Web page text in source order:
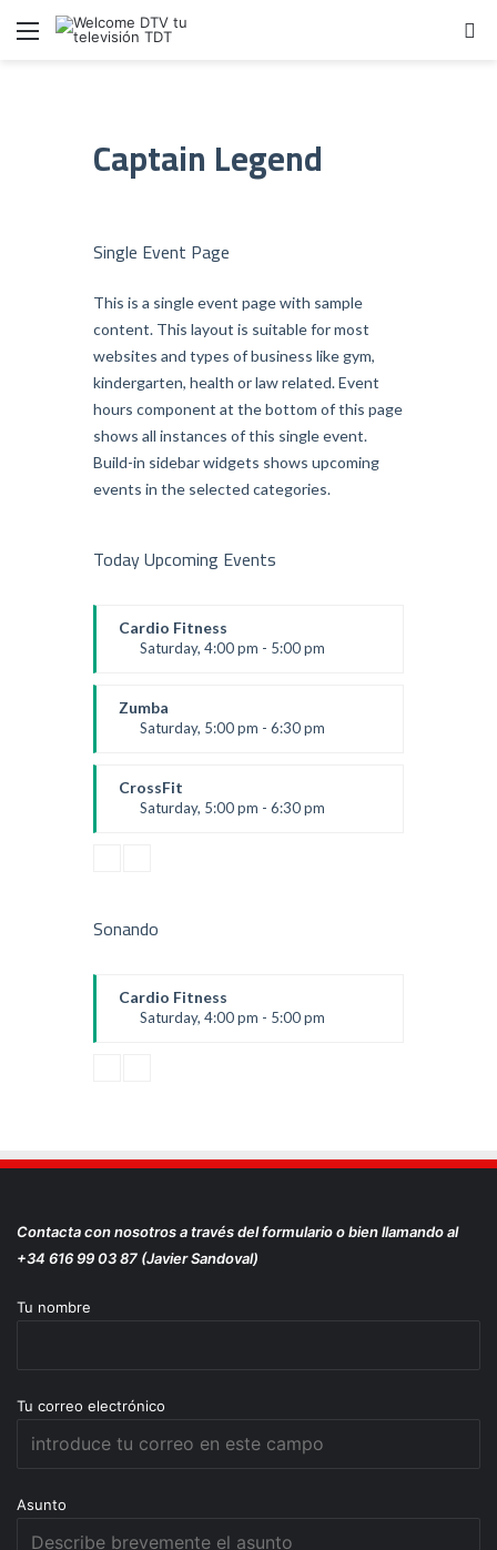
Menú
Captain Legend
Single Event Page
This is a single event page with sample
content. This layout is suitable for most
websites and types of business like gym,
kindergarten, health or law related. Event
hours component at the bottom of this page
shows all instances of this single event.
Build-in sidebar widgets shows upcoming
events in the selected categories.
Today Upcoming Events
Cardio Fitness
Saturday, 4:00 pm - 5:00 pm
Trevor Smith
Zumba
Saturday, 5:00 pm - 6:30 pm
Emma Brown
CrossFit
Saturday, 5:00 pm - 6:30 pm
Sonando
Cardio Fitness
Saturday, 4:00 pm - 5:00 pm
Contacta con nosotros a través del formulario o bien llamando al
+34 616 99 03 87 (Javier Sandoval)
Tu nombre
Tu correo electrónico
Asunto